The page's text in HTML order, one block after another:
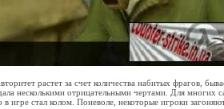
растет за счет количества набитых фрагов,
несколькими отрицательными чертами. Для многих
игре стал колом. Поневоле, некоторые игроки